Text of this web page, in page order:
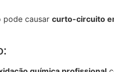
pode causar curto-circuito